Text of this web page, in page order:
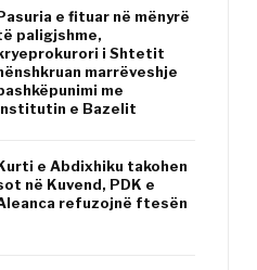
e fituar në mënyrë
paligjshme,
i Shtetit
marrëveshje
me
e Bazelit
e Abdixhiku takohen
në Kuvend, PDK e
refuzojnë ftesën